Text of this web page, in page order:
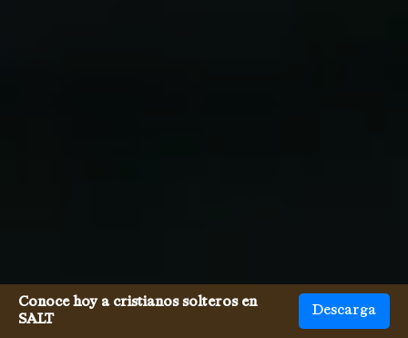
Conoce hoy a cristianos solteros en
SALT
Descarga